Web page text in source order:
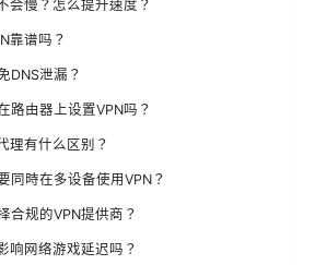
会慢？怎么提升速度？
靠谱吗？
DNS泄漏？
路由器上设置VPN吗？
理有什么区别？
同時在多设备使用VPN？
合规的VPN提供商？
响网络游戏延迟吗？